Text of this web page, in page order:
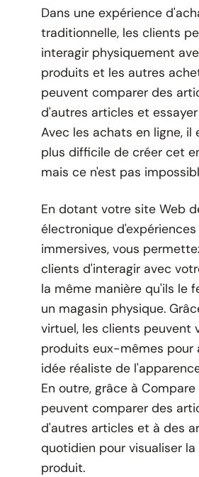
Dans une expérience
traditionnelle, les clients
interagir physiquement
produits et les autres
peuvent comparer des
d'autres articles et
Avec les achats en ligne, il
plus difficile de créer cet
mais ce n'est pas
En dotant votre site Web
électronique
immersives, vous
clients d'interagir avec
la même manière qu'ils le
un magasin physique.
virtuel, les clients peuvent
produits eux-mêmes pour
idée réaliste de
En outre, grâce à Compare
peuvent comparer des
d'autres articles et à des
quotidien pour visualiser
produit.